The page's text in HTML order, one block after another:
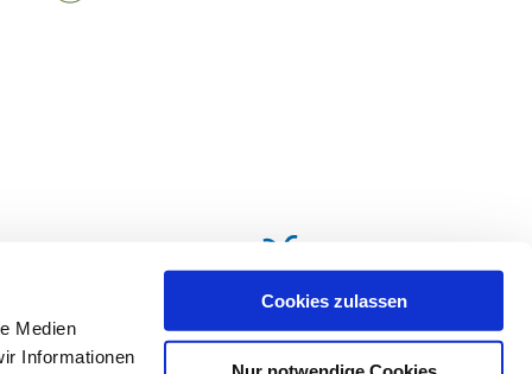
Medien
Informationen
Cookies zulassen